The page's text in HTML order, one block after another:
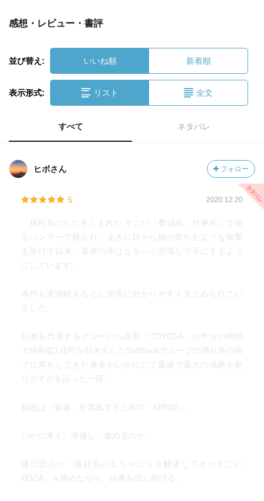
感想・レビュー・書評
並び替え: いいね順 新着順
表示形式: リスト 全文
すべて ネタバレ
ヒボさん フォロー
5 2020.12.20
「孫社長にたたきこまれた すごい「数値化」仕事術」で頭
をハンマーで殴られ、まさに目から鱗が取れたような衝撃
を受けて以来、著者の本はなるべく意識して手にするよう
にしています。
本作も実体験をもとに非常に分かりやすくまとめられてい
ました。
日本を代表するグローバル企業「TOYOTA」の半分の時間
で純利益1兆円を叩き出したSoftBankグループの孫社長の側
で仕事をしてきた著者がいかにして最速で最大の成果を創
り出すかを語った一冊。
秘密は「最速」を実践するための「時間術」。
いかに考え、準備し、進めるのか。
過日読んだ「孫社長のむちゃぶりを解決してきたすごい
PDCA」を絡めながら、結果を出し続ける。